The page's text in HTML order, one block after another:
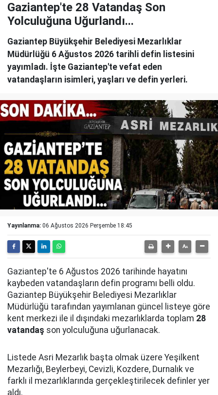
Gaziantep'te 28 Vatandaş Son
Yolculuğuna Uğurlandı...
Gaziantep Büyükşehir Belediyesi Mezarlıklar
Müdürlüğü 6 Ağustos 2026 tarihli defin listesini
yayımladı. İşte Gaziantep'te vefat eden
vatandaşların isimleri, yaşları ve defin yerleri.
Yayınlanma: 06 Ağustos 2026 Perşembe 18:45
Gaziantep'te 6 Ağustos 2026 tarihinde hayatını
kaybeden vatandaşların defin programı belli oldu.
Gaziantep Büyükşehir Belediyesi Mezarlıklar
Müdürlüğü tarafından yayımlanan güncel listeye göre
kent merkezi ile il dışındaki mezarlıklarda toplam 28
vatandaş son yolculuğuna uğurlanacak.
Listede Asri Mezarlık başta olmak üzere Yeşilkent
Mezarlığı, Beylerbeyi, Cevizli, Kozdere, Durnalık ve
farklı il mezarlıklarında gerçekleştirilecek definler yer
aldı.